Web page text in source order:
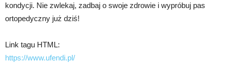
kondycji. Nie zwlekaj, zadbaj o swoje zdrowie i wypróbuj pas
ortopedyczny już dziś!
Link tagu HTML:
https://www.ufendi.pl/